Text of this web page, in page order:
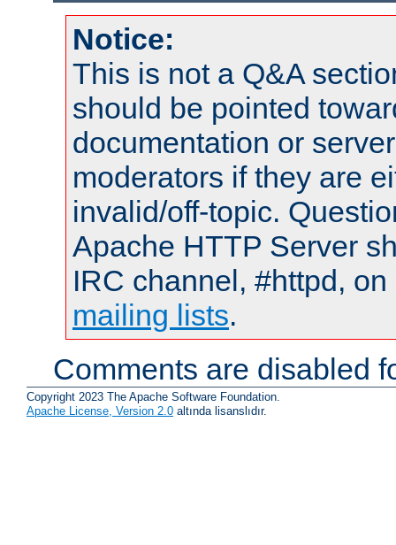
Notice:
This is not a Q&A
should be pointed
documentation or
moderators if they are
invalid/off-topic.
Apache HTTP Server
IRC channel, #httpd,
mailing lists.
Comments are disabled
Copyright 2023 The Apache Software Foundation.
Apache License, Version 2.0 altında lisanslıdır.